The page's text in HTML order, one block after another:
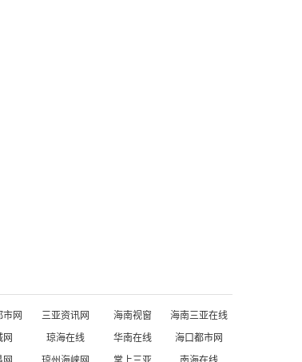
市网 三亚资讯网 海南视窗
海南三亚在线
网 琼海在线 华南在线
海口都市网